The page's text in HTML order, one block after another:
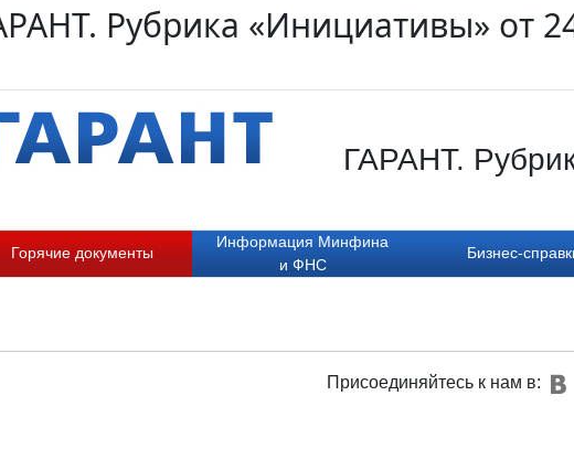
Рубрика «Инициативы» от
ГАРАНТ.
Горячие документы
Информация Минфина
и ФНС
Бизнес-
Присоединяйтесь к нам в: